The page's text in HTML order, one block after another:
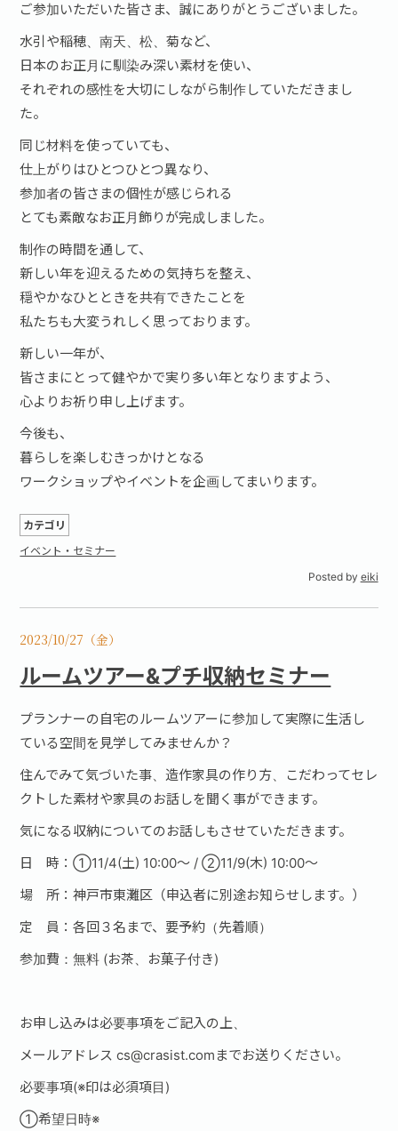
ご参加いただいた皆さま、誠にありがとうございました。
水引や稲穂、南天、松、菊など、
日本のお正月に馴染み深い素材を使い、
それぞれの感性を大切にしながら制作していただきまし
た。
同じ材料を使っていても、
仕上がりはひとつひとつ異なり、
参加者の皆さまの個性が感じられる
とても素敵なお正月飾りが完成しました。
制作の時間を通して、
新しい年を迎えるための気持ちを整え、
穏やかなひとときを共有できたことを
私たちも大変うれしく思っております。
新しい一年が、
皆さまにとって健やかで実り多い年となりますよう、
心よりお祈り申し上げます。
今後も、
暮らしを楽しむきっかけとなる
ワークショップやイベントを企画してまいります。
カテゴリ
イベント・セミナー
Posted by eiki
2023/10/27（金）
ルームツアー&プチ収納セミナー
プランナーの自宅のルームツアーに参加して実際に生活し
ている空間を見学してみませんか？
住んでみて気づいた事、造作家具の作り方、こだわってセレ
クトした素材や家具のお話しを聞く事ができます。
気になる収納についてのお話しもさせていただきます。
日 時：①11/4(土) 10:00〜 / ②11/9(木) 10:00〜
場 所：神戸市東灘区（申込者に別途お知らせします。）
定 員：各回３名まで、要予約（先着順）
参加費：無料 (お茶、お菓子付き)
お申し込みは必要事項をご記入の上、
メールアドレス cs@crasist.comまでお送りください。
必要事項(※印は必須項目)
①希望日時※